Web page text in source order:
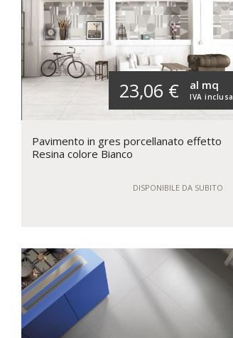
23,06 € IVA inclusa
al mq
Pavimento in gres porcellanato effetto
Resina colore Bianco
DISPONIBILE DA SUBITO